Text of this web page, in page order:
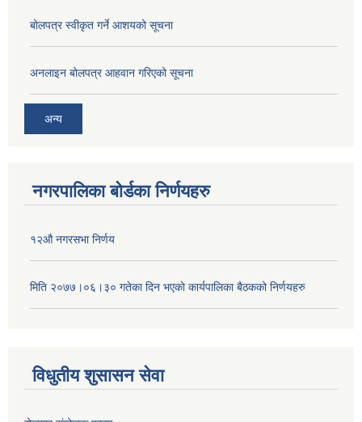
बोलपत्र स्वीकृत गर्ने आशयको सूचना
अनलाइन बोलपत्र आहवान गरिएको सूचना
अन्य
नगरपालिका बोर्डका निर्णयहरु
१२औ नगरसभा निर्णय
मिति २०७७।०६।३० गतेका दिन भएकाे कार्यपालिका बैठकको निर्णयहरु
विधुतीय शुसासन सेवा